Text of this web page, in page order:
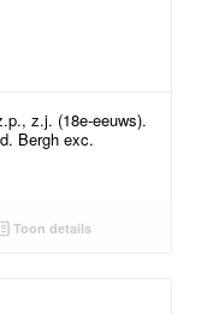
z.j. (18e-eeuws).
Bergh exc.
Toon details